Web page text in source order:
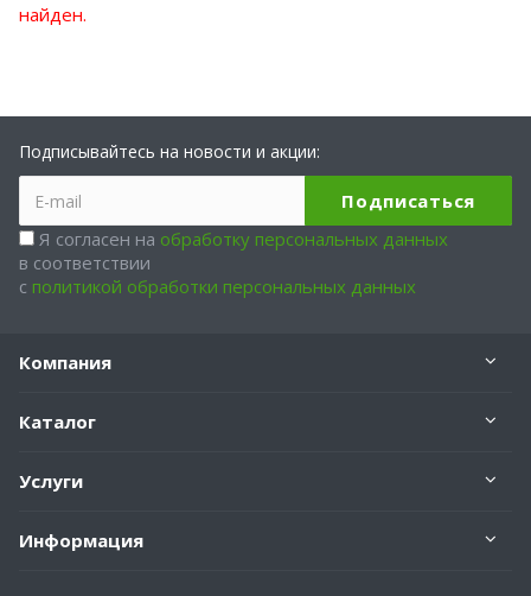
найден.
Подписывайтесь на новости и акции:
Я согласен на обработку персональных данных
в соответствии
с политикой обработки персональных данных
Компания
Каталог
Услуги
Информация